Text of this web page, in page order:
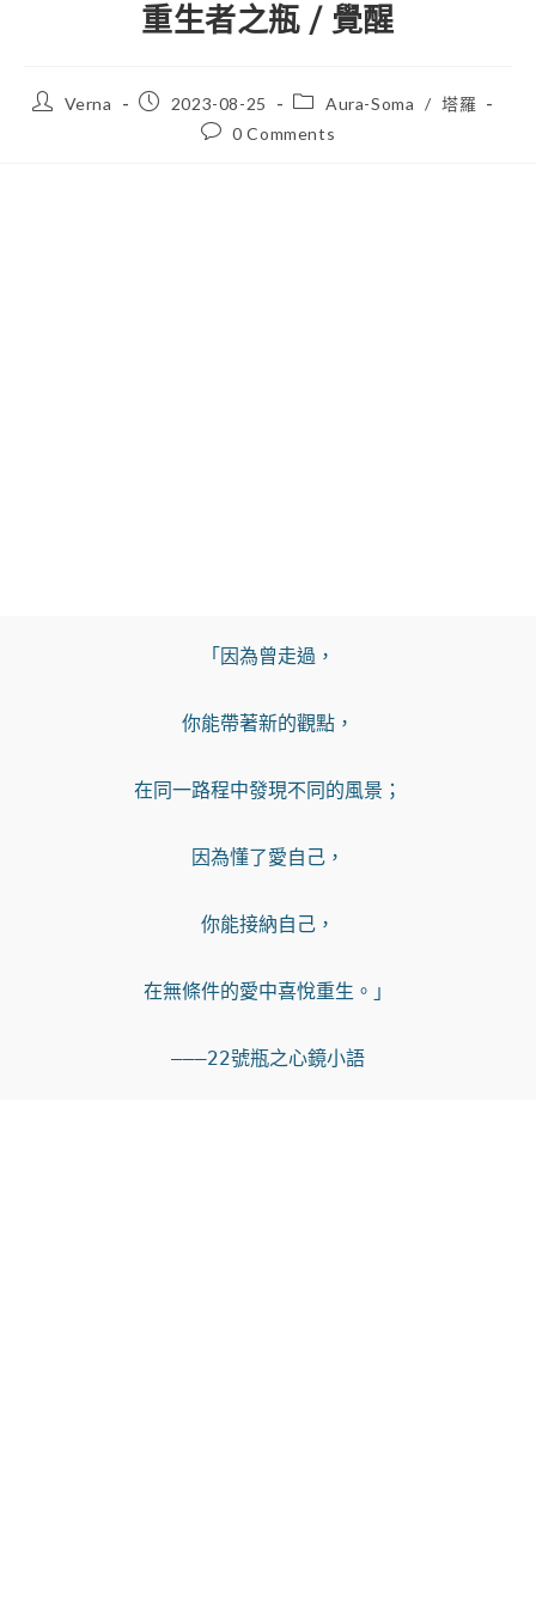
重生者之瓶 / 覺醒
Verna 2023-08-25 Aura-Soma / 塔羅
0 Comments
「因為曾走過，
你能帶著新的觀點，
在同一路程中發現不同的風景；
因為懂了愛自己，
你能接納自己，
在無條件的愛中喜悅重生。」
———22號瓶之心鏡小語